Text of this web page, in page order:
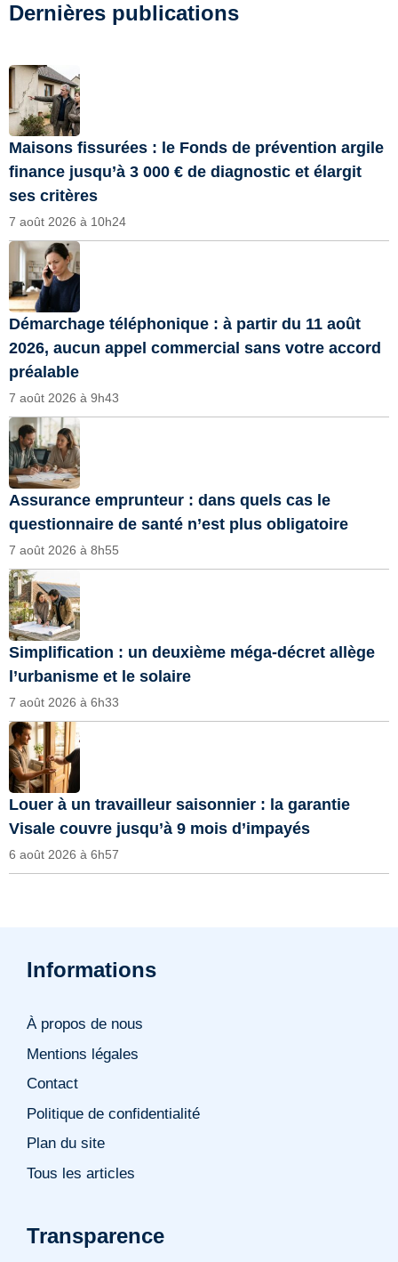
Dernières publications
Maisons fissurées : le Fonds de prévention argile
finance jusqu’à 3 000 € de diagnostic et élargit
ses critères
7 août 2026 à 10h24
Démarchage téléphonique : à partir du 11 août
2026, aucun appel commercial sans votre accord
préalable
7 août 2026 à 9h43
Assurance emprunteur : dans quels cas le
questionnaire de santé n’est plus obligatoire
7 août 2026 à 8h55
Simplification : un deuxième méga-décret allège
l’urbanisme et le solaire
7 août 2026 à 6h33
Louer à un travailleur saisonnier : la garantie
Visale couvre jusqu’à 9 mois d’impayés
6 août 2026 à 6h57
Informations
À propos de nous
Mentions légales
Contact
Politique de confidentialité
Plan du site
Tous les articles
Transparence